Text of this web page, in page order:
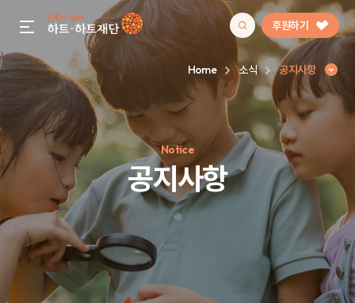
gnb menu open 후원하기
인기 키워드
#정기후원#하트플레이스#캠페인#팬덤후원
Home 소식 공지사항
Notice
공지사항